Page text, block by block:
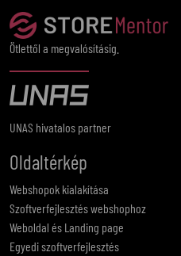
Ötlettől a megvalósításig.
UNAS hivatalos partner
Oldaltérkép
Webshopok kialakítása
Szoftverfejlesztés webshophoz
Weboldal és Landing page
Egyedi szoftverfejlesztés